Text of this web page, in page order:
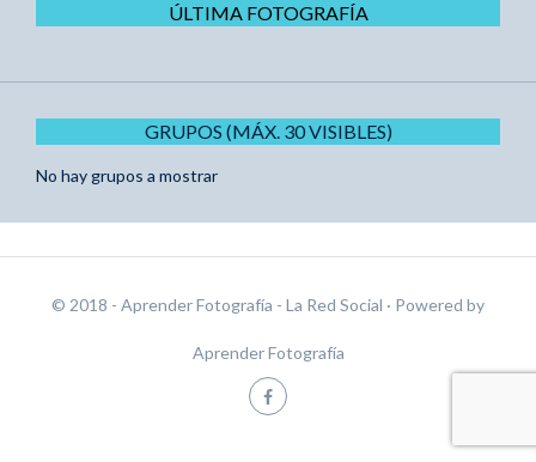
ÚLTIMA FOTOGRAFÍA
GRUPOS (MÁX. 30 VISIBLES)
No hay grupos a mostrar
© 2018 - Aprender Fotografía - La Red Social · Powered by
Aprender Fotografía